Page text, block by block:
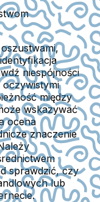
niespójności
między
wskazywać
ocena
znaczenie
sprawdzić, czy
lub